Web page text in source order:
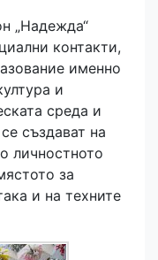
„Надежда“
контакти,
именно
и
среда и
създават на
личностното
за
и на техните